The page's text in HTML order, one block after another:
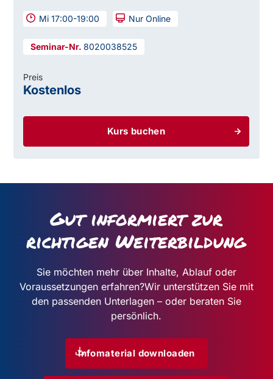
Mi 17:00-19:00 Nur Online
8020038525
Kurs buchen
Preis
Kostenlos
Gut informiert zur
richtigen Weiterbildung
Sie möchten mehr über Inhalte, Ablauf oder
Voraussetzungen erfahren?Wir unterstützen Sie mit
den passenden Unterlagen – oder beraten Sie
persönlich.
Infomaterial downloaden